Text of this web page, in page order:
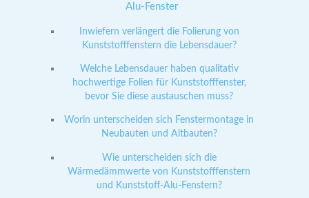
Alu-Fenster
Inwiefern verlängert die Folierung von
Kunststofffenstern die Lebensdauer?
Welche Lebensdauer haben qualitativ
hochwertige Folien für Kunststofffenster,
bevor Sie diese austauschen muss?
Worin unterscheiden sich Fenstermontage in
Neubauten und Altbauten?
Wie unterscheiden sich die
Wärmedämmwerte von Kunststofffenstern
und Kunststoff-Alu-Fenstern?